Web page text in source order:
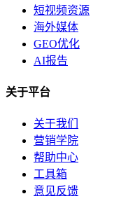
短视频资源
海外媒体
GEO优化
AI报告
关于平台
关于我们
营销学院
帮助中心
工具箱
意见反馈